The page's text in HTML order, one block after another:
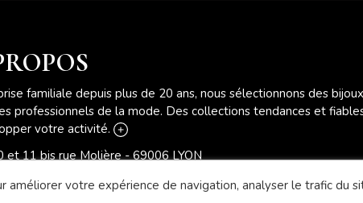
familiale depuis plus de 20 ans, nous sélectionnons des
professionnels de la mode. Des collections tendances et
votre activité.
et 11 bis rue Molière - 69006 LYON
78 41 78 46
améliorer votre expérience de navigation, analyser le trafic du